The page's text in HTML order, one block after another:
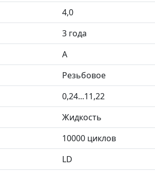
4,0
3 года
А
Резьбовое
0,24...11,22
Жидкость
10000 циклов
LD